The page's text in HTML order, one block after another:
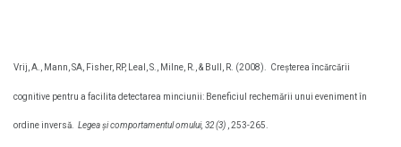
Vrij, A., Mann, SA, Fisher, RP, Leal, S., Milne, R., & Bull, R. (2008). Creșterea încărcării
cognitive pentru a facilita detectarea minciunii: Beneficiul rechemării unui eveniment în
ordine inversă. Legea și comportamentul omului, 32 (3) , 253-265.